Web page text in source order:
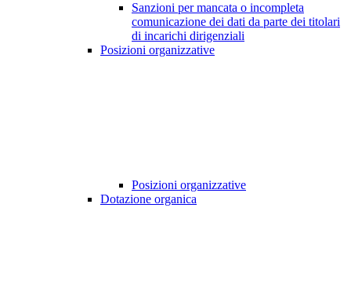
Sanzioni per mancata o incompleta
comunicazione dei dati da parte dei titolari
di incarichi dirigenziali
Posizioni organizzative
Posizioni organizzative
Dotazione organica